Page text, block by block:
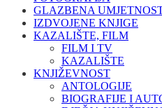
GLAZBENA
IZDVOJENE KNJIGE
KAZALIŠTE, FILM
FILM I TV
KAZALIŠTE
KNJIŽEVNOST
ANTOLOGIJE
BIOGRAFIJE I